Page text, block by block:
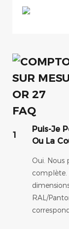
FAQ
1
Puis-Je
Ou La
Oui. Nous
complète.
RAL/